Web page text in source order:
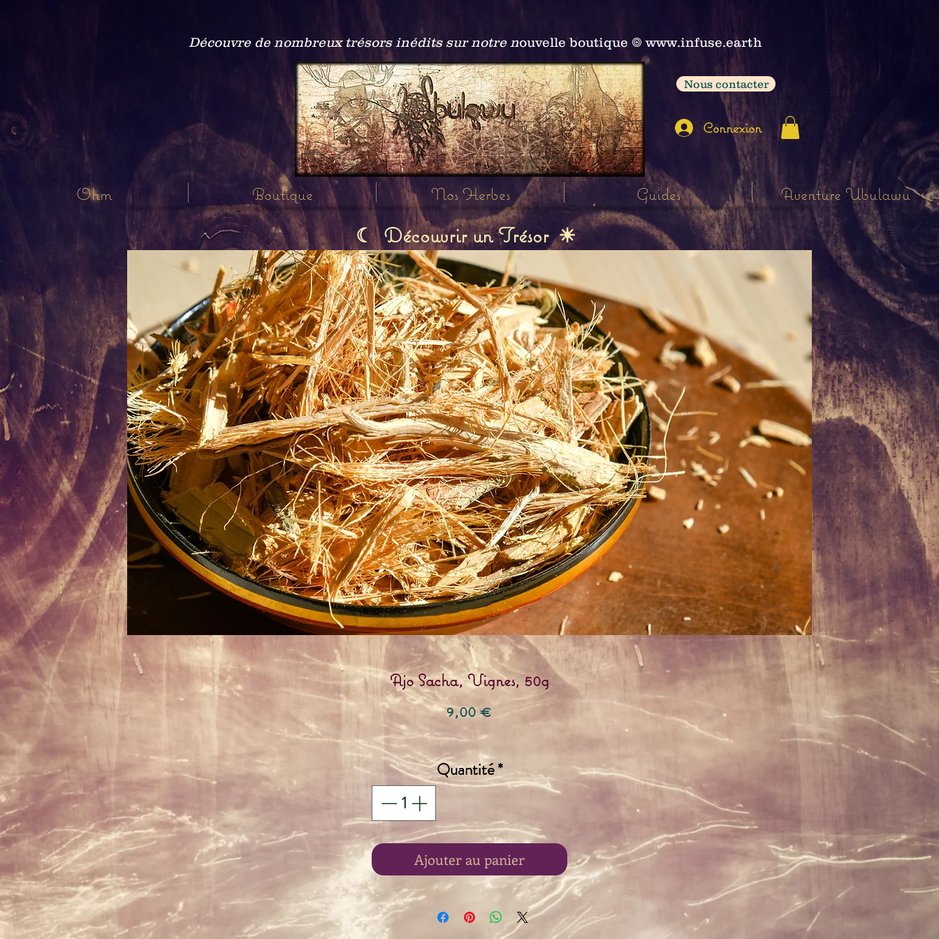
Découvre de nombreux trésors inédits sur notre nouvelle boutique 𖣠 www.infuse.earth
Nous contacter
Connexion
Ohm Boutique Nos Herbes Guides Aventure Ubulawu
☾Découvrir un Trésor ☀
Ajo Sacha, Vignes, 50g
9,00 €Prix
Quantité*
Ajouter au panier